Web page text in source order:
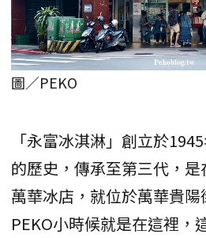
圖／PEKO
「永富冰淇淋」創立於
的歷史，傳承至第三代，
萬華冰店，就位於萬華貴
PEKO小時候就是在這裡，